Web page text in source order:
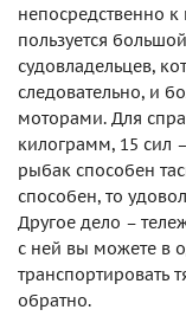
непосредственно к
пользуется
судовладельцев,
следовательно, и
моторами. Для
килограмм, 15 сил
рыбак способен
способен, то
Другое дело –
с ней вы можете в
транспортировать
обратно.